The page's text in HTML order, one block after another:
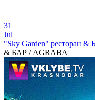
31
Jul
"Sky Garden" ресторан &
& БАР / AGRABA